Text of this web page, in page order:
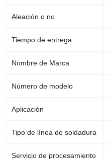
Aleación o no
Tiempo de entrega
Nombre de Marca
Número de modelo
Aplicación
Tipo de línea de soldadura
Servicio de procesamiento